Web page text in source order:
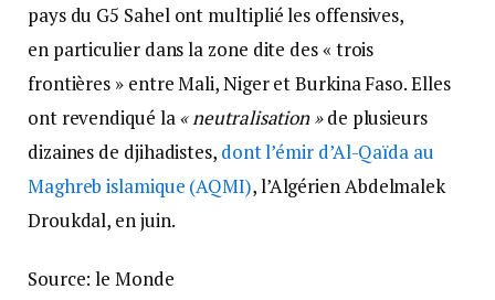
pays du G5 Sahel ont multiplié les offensives,
en particulier dans la zone dite des « trois
frontières » entre Mali, Niger et Burkina Faso. Elles
ont revendiqué la« neutralisation »de plusieurs
dizaines de djihadistes, dont l’émir d’Al-Qaïda au
Maghreb islamique (AQMI), l’Algérien Abdelmalek
Droukdal, en juin.
Source: le Monde